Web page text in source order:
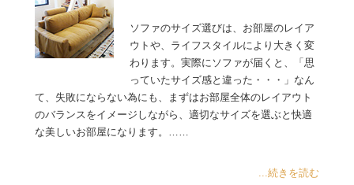
ソファのサイズ選びは、お部屋のレイア
ウトや、ライフスタイルにより大きく変
わります。実際にソファが届くと、「思
っていたサイズ感と違った・・・」なん
て、失敗にならない為にも、まずはお部屋全体のレイアウト
のバランスをイメージしながら、適切なサイズを選ぶと快適
な美しいお部屋になります。……
...続きを読む